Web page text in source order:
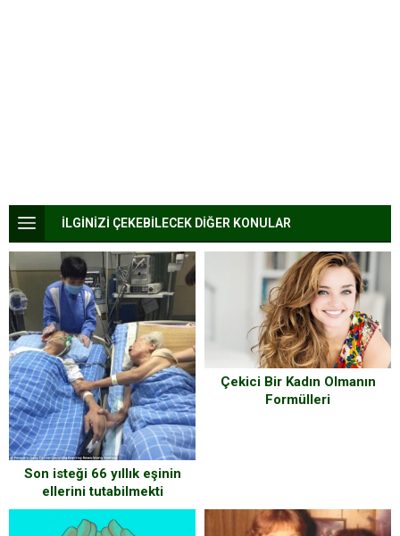
İLGİNİZİ ÇEKEBİLECEK DİĞER KONULAR
Son isteği 66 yıllık eşinin
ellerini tutabilmekti
Çekici Bir Kadın Olmanın
Formülleri